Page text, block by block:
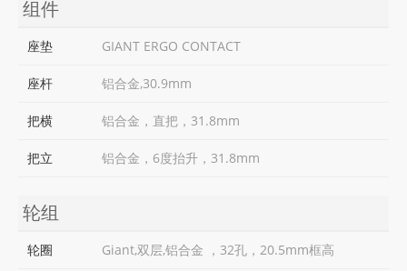
组件
座垫 GIANT ERGO CONTACT
座杆 铝合金,30.9mm
把横 铝合金，直把，31.8mm
把立 铝合金，6度抬升，31.8mm
轮组
轮圈 Giant,双层,铝合金 ，32孔，20.5mm框高